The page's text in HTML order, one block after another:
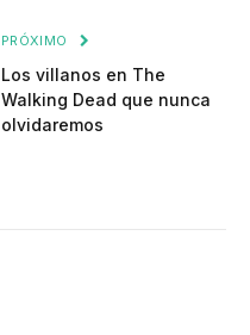
PRÓXIMO
Los villanos en The
Walking Dead que nunca
olvidaremos